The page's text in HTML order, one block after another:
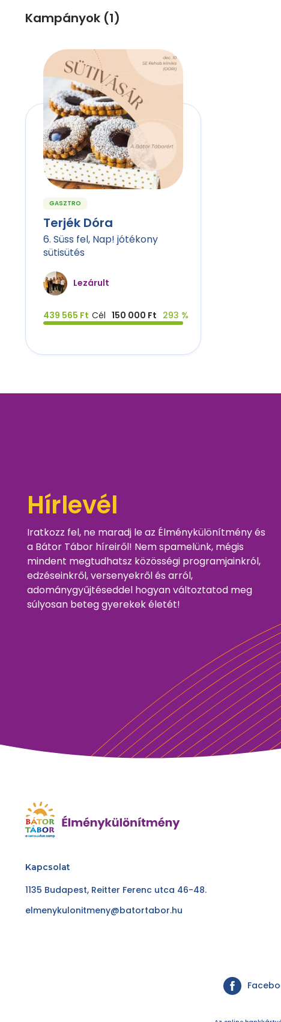
Kampányok (1)
GASZTRO
Terjék Dóra
6. Süss fel, Nap! jótékony
sütisütés
Lezárult
439 565 Ft Cél 150 000 Ft 293 %
Hírlevél
Iratkozz fel, ne maradj le az Élménykülönítmény és
a Bátor Tábor híreiről! Nem spamelünk, mégis
mindent megtudhatsz közösségi programjainkról,
edzéseinkről, versenyekről és arról,
adománygyűjtéseddel hogyan változtatod meg
súlyosan beteg gyerekek életét!
Kapcsolat
1135 Budapest, Reitter Ferenc utca 46-48.
elmenykulonitmeny@batortabor.hu